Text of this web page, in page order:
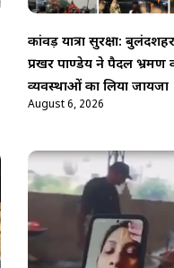
कांवड़ यात्रा सुरक्षा:
प्रखर पाण्डेय ने पैदल भ्रमण
व्यवस्थाओं का लिया जायजा
August 6, 2026